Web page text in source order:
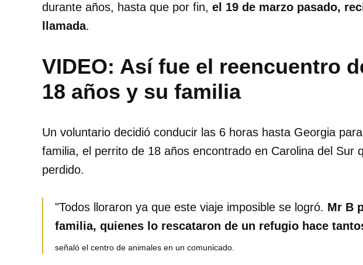
durante años, hasta que por fin, el 19 de marzo pasado,
llamada.
VIDEO: Así fue el reencuentro
18 años y su familia
Un voluntario decidió conducir las 6 horas hasta Georgia
familia, el perrito de 18 años encontrado en Carolina del Sur
perdido.
"Todos lloraron ya que este viaje imposible se logró. Mr B
familia, quienes lo rescataron de un refugio hace
señaló el centro de animales en un comunicado.